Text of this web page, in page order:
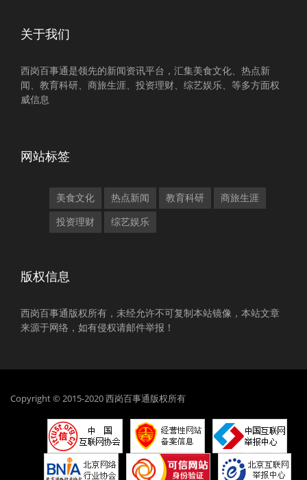
关于我们
西岗百事通是领先的新闻资讯平台，汇集美食文化、热点新
闻、教育科研、商旅生涯、投资理财、综艺娱乐、等多方面权
威信息
网站标签
美食文化 热点新闻 教育科研 商旅生涯
投资理财 综艺娱乐
版权信息
西岗百事通版权所有，未经允许不可复制本站镜像，本站文章
来源于网络，如有侵权请邮件举报！
Copyright © 2015-2020 西岗百事通版权所有